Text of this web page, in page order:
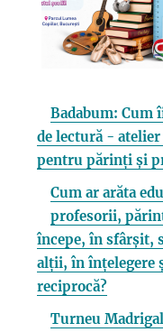
Badabum: Cum
de lectură -
pentru părinți și
Cum ar arăta
profesorii,
începe, în sfârșit,
alții, în înțelegere
reciprocă?
Turneu